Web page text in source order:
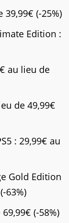
(-25%)
Edition :
au lieu de
de 49,99€
: 29,99€ au
Gold Edition
63%)
(-58%)